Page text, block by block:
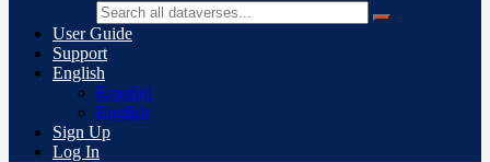
User Guide
Support
English
Español
English
Sign Up
Log In